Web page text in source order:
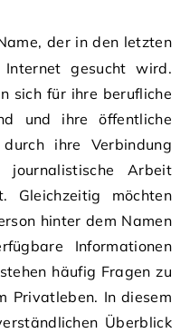
gesucht wird.
sich für ihre berufliche
und ihre öffentliche
ihre Verbindung
Arbeit
Gleichzeitig möchten
hinter dem Namen
Informationen
häufig Fragen zu
Privatleben. In diesem
Überblick